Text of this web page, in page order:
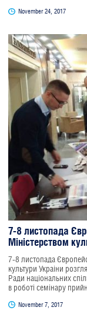
товариств України за
Верховної Ради
Служу народу України!
November 24, 2017
7-8 листопада
Міністерством
7-8 листопада
культури Украіни
Ради національних
в роботі семінару
November 7, 2017